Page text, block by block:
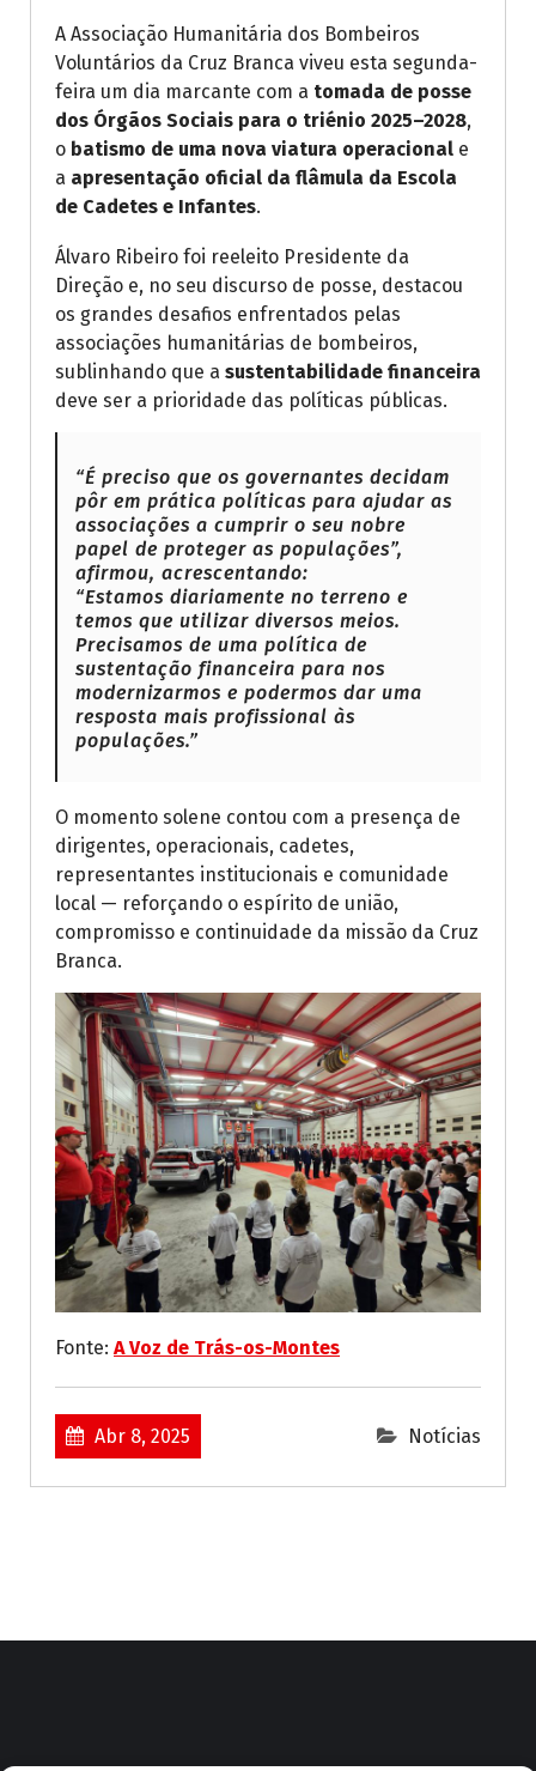
A Associação Humanitária dos Bombeiros
Voluntários da Cruz Branca viveu esta segunda-
feira um dia marcante com a tomada de posse
dos Órgãos Sociais para o triénio 2025–2028,
o batismo de uma nova viatura operacional e
a apresentação oficial da flâmula da Escola
de Cadetes e Infantes.
Álvaro Ribeiro foi reeleito Presidente da
Direção e, no seu discurso de posse, destacou
os grandes desafios enfrentados pelas
associações humanitárias de bombeiros,
sublinhando que a sustentabilidade financeira
deve ser a prioridade das políticas públicas.
“É preciso que os governantes decidam
pôr em prática políticas para ajudar as
associações a cumprir o seu nobre
papel de proteger as populações”,
afirmou, acrescentando:
“Estamos diariamente no terreno e
temos que utilizar diversos meios.
Precisamos de uma política de
sustentação financeira para nos
modernizarmos e podermos dar uma
resposta mais profissional às
populações.”
O momento solene contou com a presença de
dirigentes, operacionais, cadetes,
representantes institucionais e comunidade
local — reforçando o espírito de união,
compromisso e continuidade da missão da Cruz
Branca.
Fonte: A Voz de Trás-os-Montes
Abr 8, 2025 Notícias